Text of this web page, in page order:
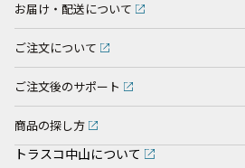
お届け・配送について
ご注文について
ご注文後のサポート
商品の探し方
トラスコ中山について